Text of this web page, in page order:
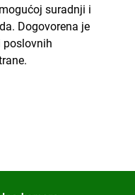
suradnji i
Dogovorena je
poslovnih